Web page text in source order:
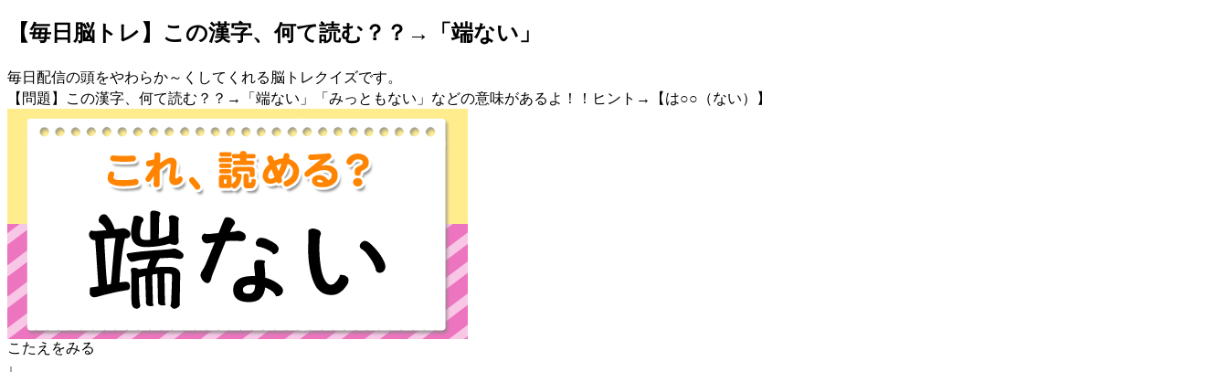
【毎日脳トレ】この漢字、何て読む？？→「端ない」
毎日配信の頭をやわらか～くしてくれる脳トレクイズです。
【問題】この漢字、何て読む？？→「端ない」「みっともない」などの意味があるよ！！ヒント→【は○○（ない）】
こたえをみる